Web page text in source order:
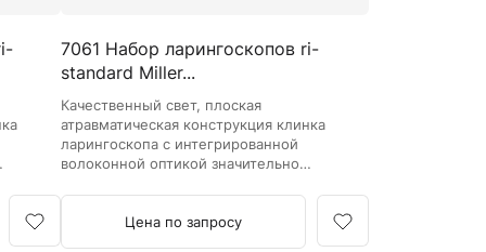
Отоскопы
Ушные воронки для отоскопов
Приборы для внутривенного вливания под
давлением
Манжеты и аксессуары Metpak
Приборы для инфузий Metpak
7061 Набор ларингоскопов ri-
standard Miller...
Качественный свет, плоская
атравматическая конструкция клинка
ларингоскопа с интегрированной
волоконной оптикой значительно
интубацию.
Цена по запросу